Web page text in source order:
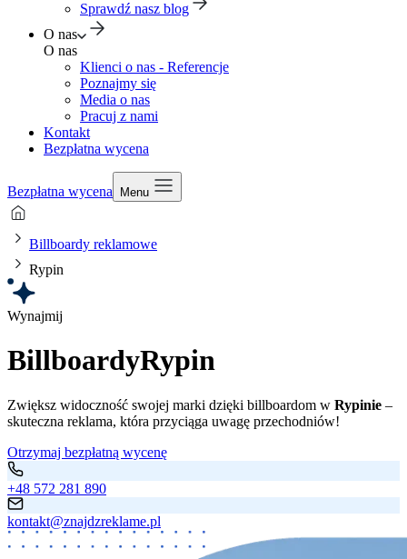
Sprawdź nasz blog
O nas
O nas
Klienci o nas - Referencje
Poznajmy się
Media o nas
Pracuj z nami
Kontakt
Bezpłatna wycena
Bezpłatna wycena Menu
Billboardy reklamowe
Rypin
Wynajmij
BillboardyRypin
Zwiększ widoczność swojej marki dzięki billboardom w Rypinie –
skuteczna reklama, która przyciąga uwagę przechodniów!
Otrzymaj bezpłatną wycenę
+48 572 281 890
kontakt@znajdzreklame.pl